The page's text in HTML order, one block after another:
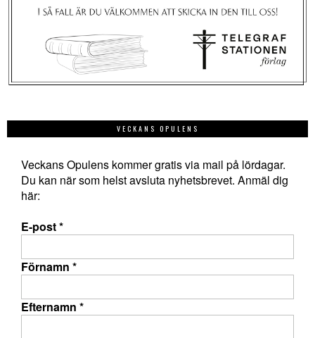
VECKANS OPULENS
Veckans Opulens kommer gratis via mail på lördagar.
Du kan när som helst avsluta nyhetsbrevet. Anmäl dig
här:
E-post*
Förnamn *
Efternamn *